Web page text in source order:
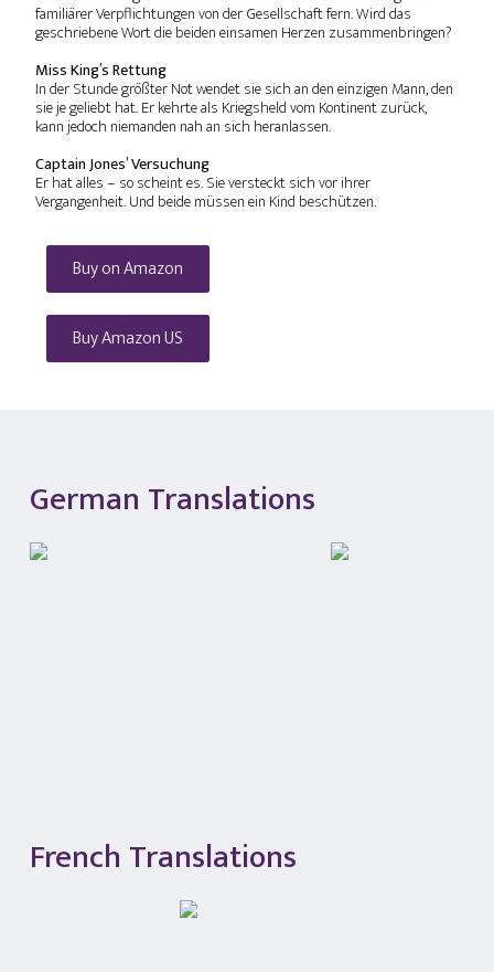
familiärer Verpflichtungen von der Gesellschaft fern. Wird das
geschriebene Wort die beiden einsamen Herzen zusammenbringen?
Miss King’s Rettung
In der Stunde größter Not wendet sie sich an den einzigen Mann, den
sie je geliebt hat. Er kehrte als Kriegsheld vom Kontinent zurück,
kann jedoch niemanden nah an sich heranlassen.
Captain Jones’ Versuchung
Er hat alles – so scheint es. Sie versteckt sich vor ihrer
Vergangenheit. Und beide müssen ein Kind beschützen.
Buy on Amazon
Buy Amazon US
German Translations
French Translations